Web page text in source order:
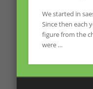
We started in
Since then each
figure from the
were …